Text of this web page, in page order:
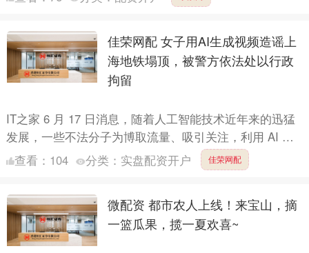
佳荣网配 女子用AI生成视频造谣上
海地铁塌顶，被警方依法处以行政
拘留
IT之家 6 月 17 日消息，随着人工智能技术近年来的迅猛
发展，一些不法分子为博取流量、吸引关注，利用 AI 工
具编造虚假信息，严重破坏网络生态，扰乱社会秩序....
查看： 104 分类： 实盘配资开户 佳荣网配
微配资 都市农人上线！来宝山，摘
一篮瓜果，揽一夏欢喜~